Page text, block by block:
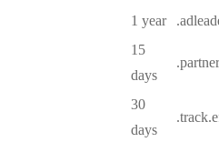
1 year
15
days
30
days